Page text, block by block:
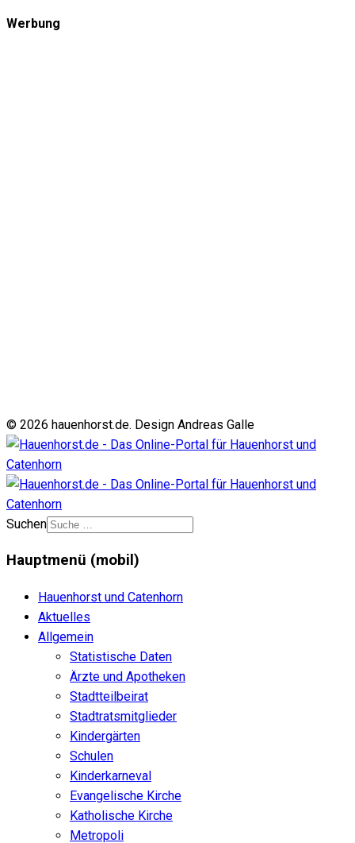
Werbung
© 2026 hauenhorst.de. Design Andreas Galle
Suchen
Hauptmenü (mobil)
Hauenhorst und Catenhorn
Aktuelles
Allgemein
Statistische Daten
Ärzte und Apotheken
Stadtteilbeirat
Stadtratsmitglieder
Kindergärten
Schulen
Kinderkarneval
Evangelische Kirche
Katholische Kirche
Metropoli